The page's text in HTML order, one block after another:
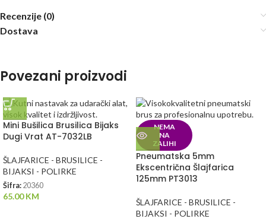
Recenzije (0)
Dostava
Povezani proizvodi
Mini Bušilica Brusilica Bijaks
Dugi Vrat AT-7032LB
ŠLAJFARICE - BRUSILICE -
BIJAKSI - POLIRKE
Šifra: 20360
65.00KM
NEMA
NA
ZALIHI
Pneumatska 5mm
Ekscentrična Šlajfarica
125mm PT3013
ŠLAJFARICE - BRUSILICE -
BIJAKSI - POLIRKE